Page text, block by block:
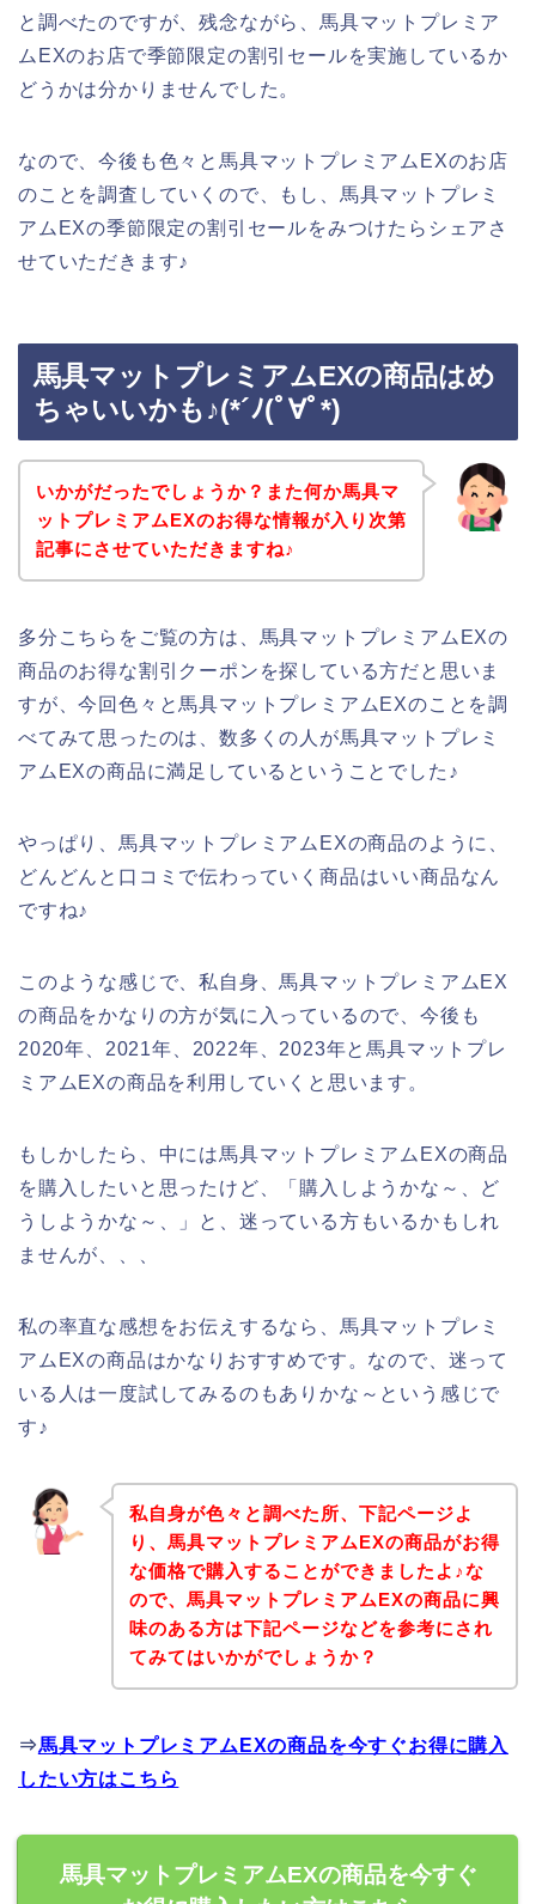
と調べたのですが、残念ながら、馬具マットプレミア
ムEXのお店で季節限定の割引セールを実施しているか
どうかは分かりませんでした。
なので、今後も色々と馬具マットプレミアムEXのお店
のことを調査していくので、もし、馬具マットプレミ
アムEXの季節限定の割引セールをみつけたらシェアさ
せていただきます♪
馬具マットプレミアムEXの商品はめ
ちゃいいかも♪(*´ﾉ(ﾟ∀ﾟ*)
いかがだったでしょうか？また何か馬具マ
ットプレミアムEXのお得な情報が入り次第
記事にさせていただきますね♪
多分こちらをご覧の方は、馬具マットプレミアムEXの
商品のお得な割引クーポンを探している方だと思いま
すが、今回色々と馬具マットプレミアムEXのことを調
べてみて思ったのは、数多くの人が馬具マットプレミ
アムEXの商品に満足しているということでした♪
やっぱり、馬具マットプレミアムEXの商品のように、
どんどんと口コミで伝わっていく商品はいい商品なん
ですね♪
このような感じで、私自身、馬具マットプレミアムEX
の商品をかなりの方が気に入っているので、今後も
2020年、2021年、2022年、2023年と馬具マットプレ
ミアムEXの商品を利用していくと思います。
もしかしたら、中には馬具マットプレミアムEXの商品
を購入したいと思ったけど、「購入しようかな～、ど
うしようかな～、」と、迷っている方もいるかもしれ
ませんが、、、
私の率直な感想をお伝えするなら、馬具マットプレミ
アムEXの商品はかなりおすすめです。なので、迷って
いる人は一度試してみるのもありかな～という感じで
す♪
私自身が色々と調べた所、下記ページよ
り、馬具マットプレミアムEXの商品がお得
な価格で購入することができましたよ♪な
ので、馬具マットプレミアムEXの商品に興
味のある方は下記ページなどを参考にされ
てみてはいかがでしょうか？
⇒馬具マットプレミアムEXの商品を今すぐお得に購入
したい方はこちら
馬具マットプレミアムEXの商品を今すぐ